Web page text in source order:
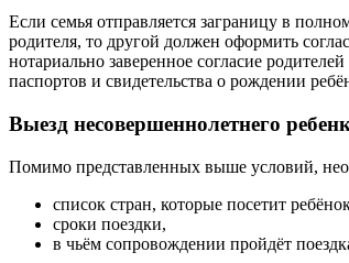
Если семья отправляется заграницу в
родителя, то другой должен оформить
нотариально заверенное согласие
паспортов и свидетельства о рождении
Выезд несовершеннолетнего
Помимо представленных выше условий,
список стран, которые посетит
сроки поездки,
в чьём сопровождении пройдёт